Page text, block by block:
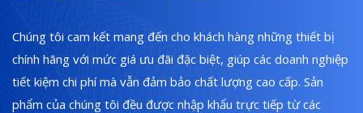
Chúng tôi cam kết mang đến cho khách hàng những thiết bị
chính hãng với mức giá ưu đãi đặc biệt, giúp các doanh nghiệp
tiết kiệm chi phí mà vẫn đảm bảo chất lượng cao cấp. Sản
phẩm của chúng tôi đều được nhập khẩu trực tiếp từ các